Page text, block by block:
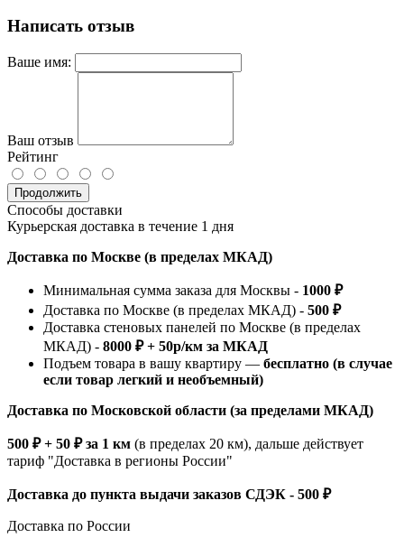
Написать отзыв
Ваше имя:
Ваш отзыв
Рейтинг
Продолжить
Способы доставки
Курьерская доставка в течение 1 дня
Доставка по Москве (в пределах МКАД)
Минимальная сумма заказа для Москвы - 1000 ₽
Доставка по Москве (в пределах МКАД) - 500 ₽
Доставка стеновых панелей по Москве (в пределах
МКАД) - 8000 ₽ + 50р/км за МКАД
Подъем товара в вашу квартиру — бесплатно (в случае
если товар легкий и необъемный)
Доставка по Московской области (за пределами МКАД)
500 ₽ + 50 ₽ за 1 км (в пределах 20 км), дальше действует
тариф "Доставка в регионы России"
Доставка до пункта выдачи заказов СДЭК - 500 ₽
Доставка по России